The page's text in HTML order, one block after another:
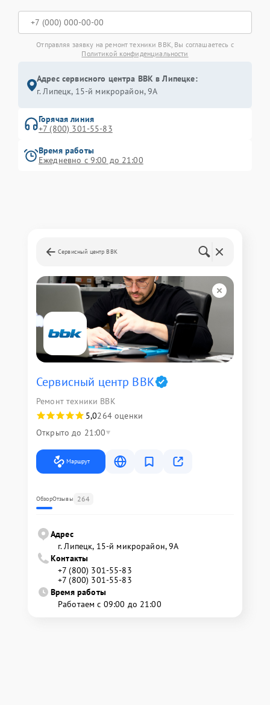
Отправляя заявку на ремонт техники BBK, Вы соглашаетесь с
Политикой конфиденциальности
Адрес сервисного центра BBK в Липецке:
г. Липецк, 15-й микрорайон, 9А
Горячая линия
+7 (800) 301-55-83
Время работы
Ежедневно с 9:00 до 21:00
Сервисный центр BBK
Сервисный центр BBK
Ремонт техники BBK
5,0264 оценки
Открыто до 21:00
Маршрут
ОбзорОтзывы 264
Адрес
г. Липецк, 15-й микрорайон, 9А
Контакты
+7 (800) 301-55-83
+7 (800) 301-55-83
Время работы
Работаем с 09:00 до 21:00